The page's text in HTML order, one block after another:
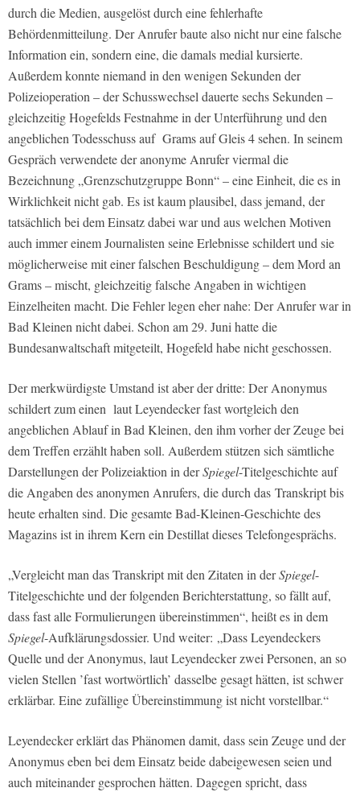
durch die Medien, ausgelöst durch eine fehlerhafte
Behördenmitteilung. Der Anrufer baute also nicht nur eine falsche
Information ein, sondern eine, die damals medial kursierte.
Außerdem konnte niemand in den wenigen Sekunden der
Polizeioperation – der Schusswechsel dauerte sechs Sekunden –
gleichzeitig Hogefelds Festnahme in der Unterführung und den
angeblichen Todesschuss auf Grams auf Gleis 4 sehen. In seinem
Gespräch verwendete der anonyme Anrufer viermal die
Bezeichnung „Grenzschutzgruppe Bonn“ – eine Einheit, die es in
Wirklichkeit nicht gab. Es ist kaum plausibel, dass jemand, der
tatsächlich bei dem Einsatz dabei war und aus welchen Motiven
auch immer einem Journalisten seine Erlebnisse schildert und sie
möglicherweise mit einer falschen Beschuldigung – dem Mord an
Grams – mischt, gleichzeitig falsche Angaben in wichtigen
Einzelheiten macht. Die Fehler legen eher nahe: Der Anrufer war in
Bad Kleinen nicht dabei. Schon am 29. Juni hatte die
Bundesanwaltschaft mitgeteilt, Hogefeld habe nicht geschossen.
Der merkwürdigste Umstand ist aber der dritte: Der Anonymus
schildert zum einen laut Leyendecker fast wortgleich den
angeblichen Ablauf in Bad Kleinen, den ihm vorher der Zeuge bei
dem Treffen erzählt haben soll. Außerdem stützen sich sämtliche
Darstellungen der Polizeiaktion in derSpiegel-Titelgeschichte auf
die Angaben des anonymen Anrufers, die durch das Transkript bis
heute erhalten sind. Die gesamte Bad-Kleinen-Geschichte des
Magazins ist in ihrem Kern ein Destillat dieses Telefongesprächs.
„Vergleicht man das Transkript mit den Zitaten in derSpiegel-
Titelgeschichte und der folgenden Berichterstattung, so fällt auf,
dass fast alle Formulierungen übereinstimmen“, heißt es in dem
Spiegel-Aufklärungsdossier. Und weiter: „Dass Leyendeckers
Quelle und der Anonymus, laut Leyendecker zwei Personen, an so
vielen Stellen ’fast wortwörtlich’ dasselbe gesagt hätten, ist schwer
erklärbar. Eine zufällige Übereinstimmung ist nicht vorstellbar.“
Leyendecker erklärt das Phänomen damit, dass sein Zeuge und der
Anonymus eben bei dem Einsatz beide dabeigewesen seien und
auch miteinander gesprochen hätten. Dagegen spricht, dass